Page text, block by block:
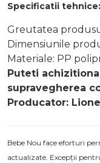
Specificatii tehnice:
Greutatea
Dimensiunile
Materiale: PP
Puteti
supravegherea
Producator:
Bebe Nou face eforturi
actualizate. Excepții